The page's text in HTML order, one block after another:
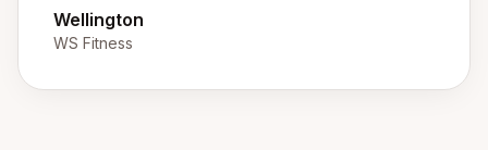
Wellington
WS Fitness